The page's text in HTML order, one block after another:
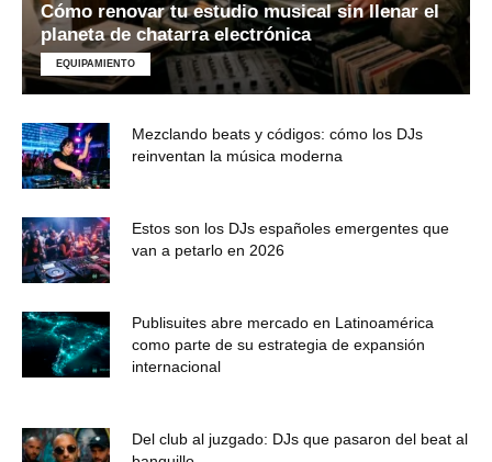
Cómo renovar tu estudio musical sin llenar el
planeta de chatarra electrónica
EQUIPAMIENTO
Mezclando beats y códigos: cómo los DJs
reinventan la música moderna
Estos son los DJs españoles emergentes que
van a petarlo en 2026
Publisuites abre mercado en Latinoamérica
como parte de su estrategia de expansión
internacional
Del club al juzgado: DJs que pasaron del beat al